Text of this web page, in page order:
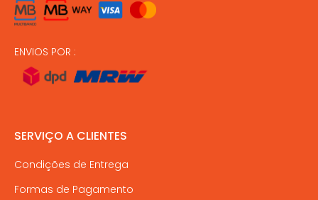
ENVIOS POR :
SERVIÇO A CLIENTES
Condições de Entrega
Formas de Pagamento